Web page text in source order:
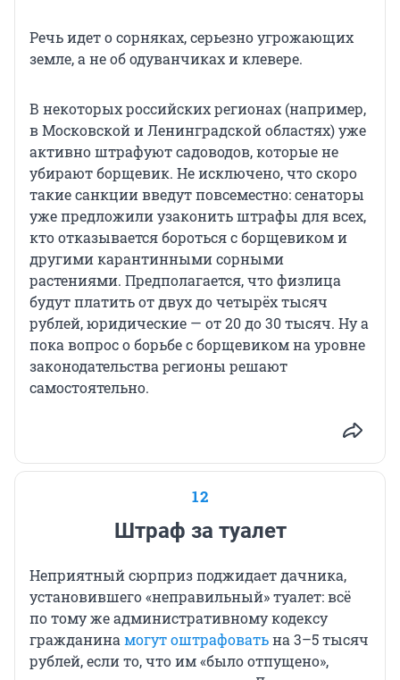
Речь идет о сорняках, серьезно угрожающих
земле, а не об одуванчиках и клевере.
В некоторых российских регионах (например,
в Московской и Ленинградской областях) уже
активно штрафуют садоводов, которые не
убирают борщевик. Не исключено, что скоро
такие санкции введут повсеместно: сенаторы
уже предложили узаконить штрафы для всех,
кто отказывается бороться с борщевиком и
другими карантинными сорными
растениями. Предполагается, что физлица
будут платить от двух до четырёх тысяч
рублей, юридические — от 20 до 30 тысяч. Ну а
пока вопрос о борьбе с борщевиком на уровне
законодательства регионы решают
самостоятельно.
12
Штраф за туалет
Неприятный сюрприз поджидает дачника,
установившего «неправильный» туалет: всё
по тому же административному кодексу
гражданина могут оштрафоватьна 3–5 тысяч
рублей, если то, что им «было отпущено»,